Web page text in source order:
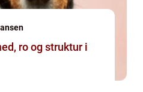
ro og struktur i